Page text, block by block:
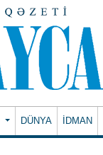
DÜNYA İDMAN